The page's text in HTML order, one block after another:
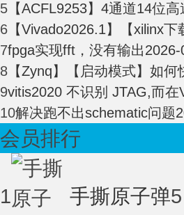
电
子
5 【ACFL9253】4通道14位
6 【Vivado2026.1】【xilinx
7fpga实现fft，没有输出2026-
8 【Zynq】【启动模式】如
9vitis2020 不识别 JTAG,而
10解决跑不出schematic问题
会员排行
1 手撕原子弹5